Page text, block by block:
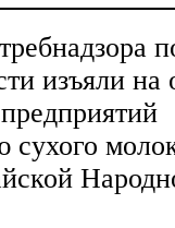
изъяли на